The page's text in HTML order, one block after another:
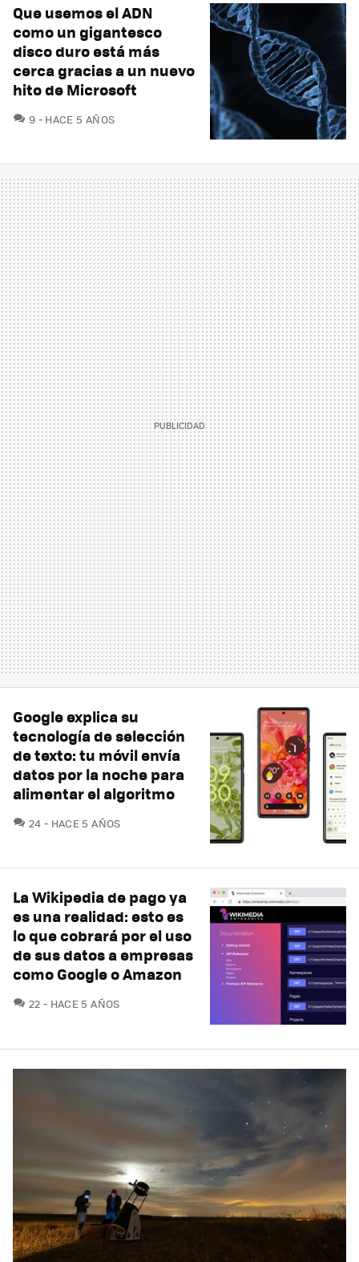
Que usemos el ADN
como un gigantesco
disco duro está más
cerca gracias a un nuevo
hito de Microsoft
9 COMENTARIOS
HACE 5 AÑOS
Google explica su
tecnología de selección
de texto: tu móvil envía
datos por la noche para
alimentar el algoritmo
24 COMENTARIOS
HACE 5 AÑOS
La Wikipedia de pago ya
es una realidad: esto es
lo que cobrará por el uso
de sus datos a empresas
como Google o Amazon
22 COMENTARIOS
HACE 5 AÑOS